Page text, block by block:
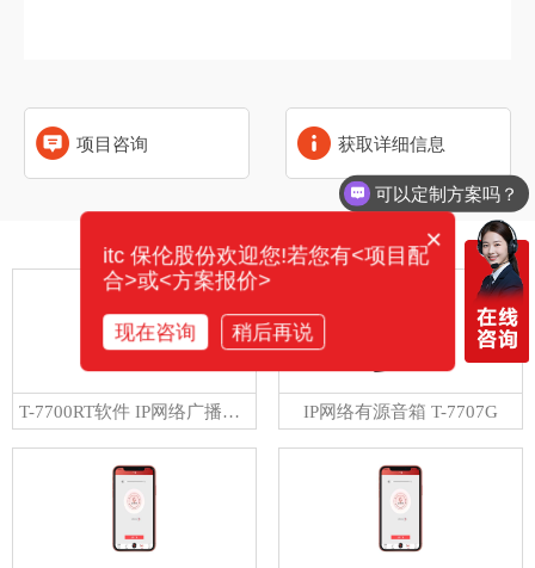
项目咨询 获取详细信息
相关产品
T-7700RT软件 IP网络广播系统分控软件 V2.03 IP网络有源音箱 T-7707G
可以定制方案吗？
×
itc 保伦股份欢迎您!若您有<项目配
合>或<方案报价>
现在咨询 稍后再说